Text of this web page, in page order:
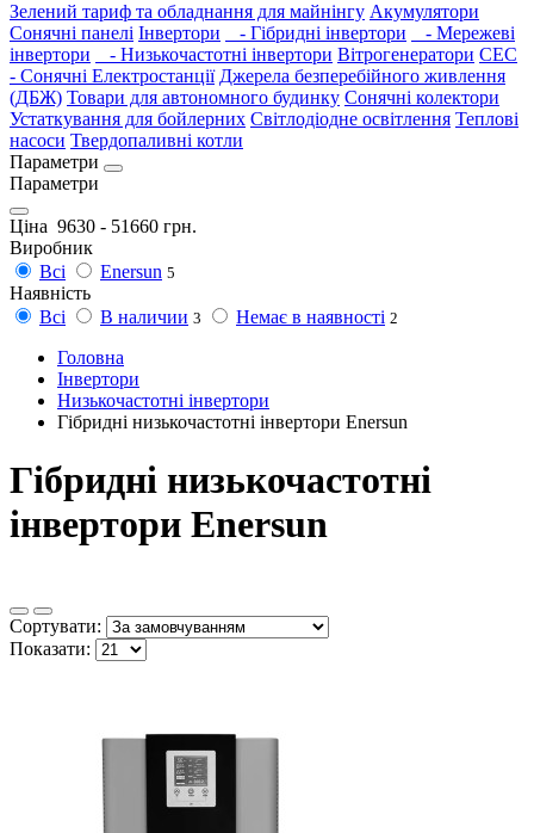
Зелений тариф та обладнання для майнінгу Акумулятори
Сонячні панелі Інвертори - Гібридні інвертори
- Мережеві
інвертори
- Низькочастотні інвертори Вітрогенератори СЕС
- Сонячні Електростанції Джерела безперебійного живлення
(ДБЖ) Товари для автономного будинку Сонячні колектори
Устаткування для бойлерних Світлодіодне освітлення Теплові
насоси Твердопаливні котли
Параметри
Параметри
Ціна 9630 - 51660 грн.
Виробник
Всі
Enersun 5
Наявність
Всі
В наличии 3 Немає в наявності 2
Головна
Інвертори
Низькочастотні інвертори
Гібридні низькочастотні інвертори Enersun
Гібридні низькочастотні
інвертори Enersun
Сортувати:
Показати: